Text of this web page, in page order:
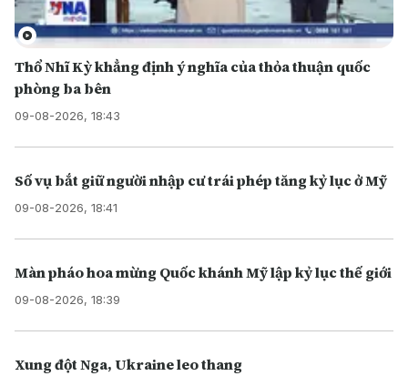
Thổ Nhĩ Kỳ khẳng định ý nghĩa của thỏa thuận quốc
phòng ba bên
09-08-2026, 18:43
Số vụ bắt giữ người nhập cư trái phép tăng kỷ lục ở Mỹ
09-08-2026, 18:41
Màn pháo hoa mừng Quốc khánh Mỹ lập kỷ lục thế giới
09-08-2026, 18:39
Xung đột Nga, Ukraine leo thang